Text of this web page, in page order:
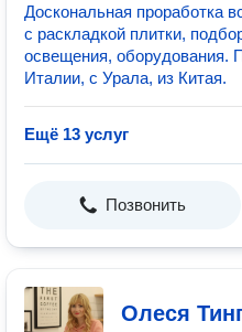
Доскональная проработка
с раскладкой плитки,
освещения, оборудования.
Италии, с Урала, из Китая.
Ещё 13 услуг
Позвонить
Олеся